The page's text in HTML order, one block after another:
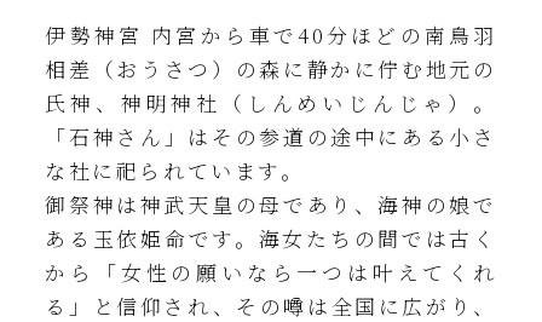
伊勢神宮 内宮から車で40分ほどの南鳥羽
相差（おうさつ）の森に静かに佇む地元の
氏神、神明神社（しんめいじんじゃ）。
「石神さん」はその参道の途中にある小さ
な社に祀られています。
御祭神は神武天皇の母であり、海神の娘で
ある玉依姫命です。海女たちの間では古く
から「女性の願いなら一つは叶えてくれ
る」と信仰され、その噂は全国に広がり、